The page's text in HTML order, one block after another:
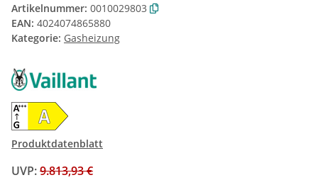
Artikelnummer: 0010029803
EAN: 4024074865880
Kategorie: Gasheizung
Produktdatenblatt
UVP:9.813,93 €